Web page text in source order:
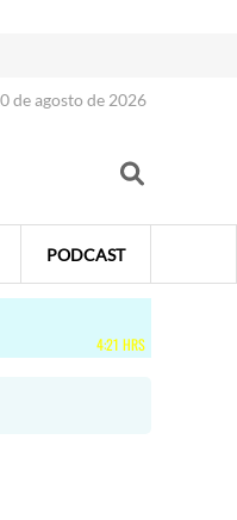
de agosto de 2026
PODCAST
4:21 HRS